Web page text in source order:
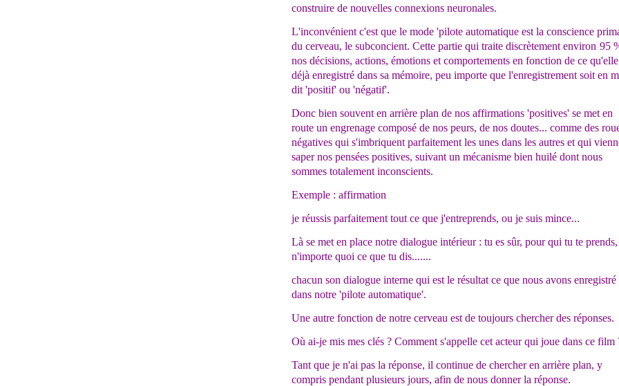
construire de nouvelles connexions neuronales.
L'inconvénient c'est que le mode 'pilote automatique est la conscience
du cerveau, le subconcient. Cette partie qui traite discrètement environ 95
nos décisions, actions, émotions et comportements en fonction de ce
déjà enregistré dans sa mémoire, peu importe que l'enregistrement soit en
dit 'positif' ou 'négatif'.
Donc bien souvent en arrière plan de nos affirmations 'positives' se met en
route un engrenage composé de nos peurs, de nos doutes... comme des
négatives qui s'imbriquent parfaitement les unes dans les autres et qui
saper nos pensées positives, suivant un mécanisme bien huilé dont nous
sommes totalement inconscients.
Exemple : affirmation
je réussis parfaitement tout ce que j'entreprends, ou je suis mince...
Là se met en place notre dialogue intérieur : tu es sûr, pour qui tu te prends,
n'importe quoi ce que tu dis.......
chacun son dialogue interne qui est le résultat ce que nous avons enregistré
dans notre 'pilote automatique'.
Une autre fonction de notre cerveau est de toujours chercher des réponses.
Où ai-je mis mes clés ? Comment s'appelle cet acteur qui joue dans ce film
Tant que je n'ai pas la réponse, il continue de chercher en arrière plan, y
compris pendant plusieurs jours, afin de nous donner la réponse.